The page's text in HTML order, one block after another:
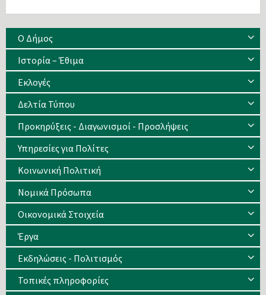
Ο Δήμος
Ιστορία – Έθιμα
Eκλογές
Δελτία Τύπου
Προκηρύξεις - Διαγωνισμοί - Προσλήψεις
Υπηρεσίες για Πολίτες
Κοινωνική Πολιτική
Νομικά Πρόσωπα
Οικονομικά Στοιχεία
Έργα
Εκδηλώσεις - Πολιτισμός
Τοπικές πληροφορίες